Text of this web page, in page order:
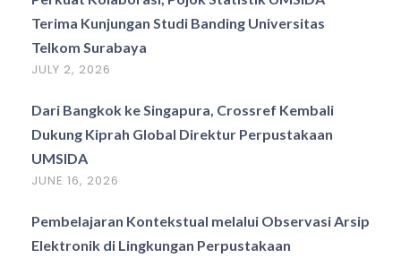
Terima Kunjungan Studi Banding Universitas
Telkom Surabaya
JULY 2, 2026
Dari Bangkok ke Singapura, Crossref Kembali
Dukung Kiprah Global Direktur Perpustakaan
UMSIDA
JUNE 16, 2026
Pembelajaran Kontekstual melalui Observasi Arsip
Elektronik di Lingkungan Perpustakaan